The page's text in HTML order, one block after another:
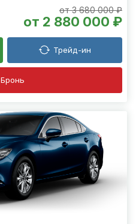
от 3 680 000 ₽
от 2 880 000 ₽
Трейд-ин
Бронь